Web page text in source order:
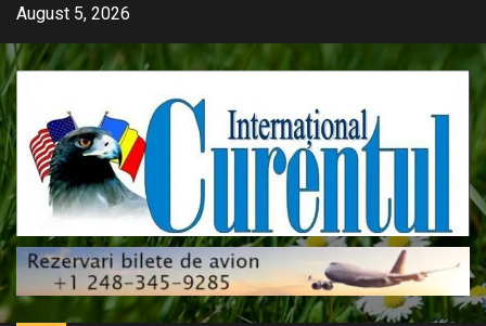
Skip
content
August 5, 2026